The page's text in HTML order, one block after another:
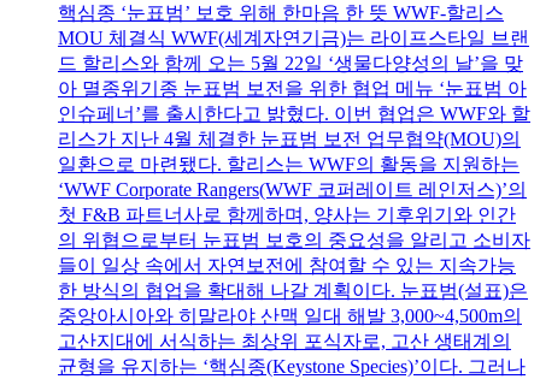
핵심종 ‘눈표범’ 보호 위해 한마음 한 뜻 WWF-할리스
MOU 체결식 WWF(세계자연기금)는 라이프스타일 브랜
드 할리스와 함께 오는 5월 22일 ‘생물다양성의 날’을 맞
아 멸종위기종 눈표범 보전을 위한 협업 메뉴 ‘눈표범 아
인슈페너’를 출시한다고 밝혔다. 이번 협업은 WWF와 할
리스가 지난 4월 체결한 눈표범 보전 업무협약(MOU)의
일환으로 마련됐다. 할리스는 WWF의 활동을 지원하는
‘WWF Corporate Rangers(WWF 코퍼레이트 레인저스)’의
첫 F&B 파트너사로 함께하며, 양사는 기후위기와 인간
의 위협으로부터 눈표범 보호의 중요성을 알리고 소비자
들이 일상 속에서 자연보전에 참여할 수 있는 지속가능
한 방식의 협업을 확대해 나갈 계획이다. 눈표범(설표)은
중앙아시아와 히말라야 산맥 일대 해발 3,000~4,500m의
고산지대에 서식하는 최상위 포식자로, 고산 생태계의
균형을 유지하는 ‘핵심종(Keystone Species)’이다. 그러나